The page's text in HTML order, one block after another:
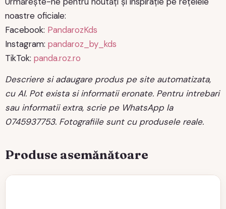
noastre oficiale:
Facebook: PandarozKds
Instagram: pandaroz_by_kds
TikTok: panda.roz.ro
Descriere si adaugare produs pe site automatizata,
cu AI. Pot exista si informatii eronate. Pentru intrebari
sau informatii extra, scrie pe WhatsApp la
0745937753. Fotografiile sunt cu produsele reale.
Produse asemănătoare
Acest